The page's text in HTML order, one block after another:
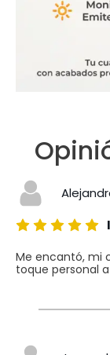
Me encantó, mi
toque personal